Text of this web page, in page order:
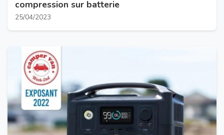
compression sur batterie
25/04/2023